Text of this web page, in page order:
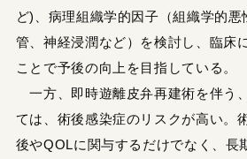
ど)、病理組織学的因子（組織学的
管、神経浸潤など）を検討し、臨床
ことで予後の向上を目指している。
一方、即時遊離皮弁再建術を伴う
ては、術後感染症のリスクが高い。
後やQOLに関与するだけでなく、長